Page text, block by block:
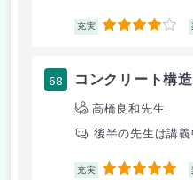
充実 4
68 コンクリート構
高橋良和先生
後半の先生は講
充実 5